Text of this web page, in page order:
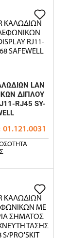
LAN
ΔΙΠΛΟΥ
RJ45 SY-
01.121.0031